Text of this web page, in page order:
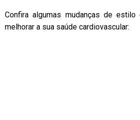
Confira algumas mudanças de
melhorar a sua saúde cardiovascular: